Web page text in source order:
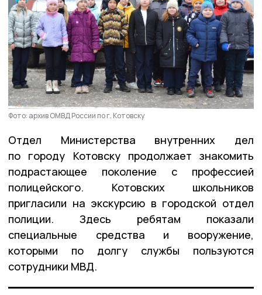
Фото: архив ОМВД России по г. Котовску
Отдел Министерства внутренних дел
по городу Котовску продолжает знакомить
подрастающее поколение с профессией
полицейского. Котовских школьников
пригласили на экскурсию в городской отдел
полиции. Здесь ребятам показали
специальные средства и вооружение,
которыми по долгу службы пользуются
сотрудники МВД.